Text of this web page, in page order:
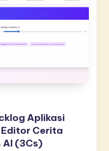
Aplikasi
Cerita
AI (3Cs)